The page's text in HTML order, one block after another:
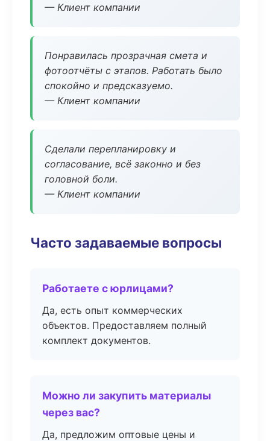
— Клиент компании
Понравилась прозрачная смета и
фотоотчёты с этапов. Работать было
спокойно и предсказуемо.
— Клиент компании
Сделали перепланировку и
согласование, всё законно и без
головной боли.
— Клиент компании
Часто задаваемые вопросы
Работаете с юрлицами?
Да, есть опыт коммерческих
объектов. Предоставляем полный
комплект документов.
Можно ли закупить материалы
через вас?
Да, предложим оптовые цены и